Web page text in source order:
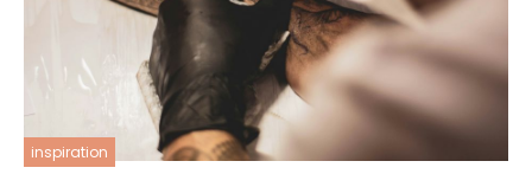
inspiration